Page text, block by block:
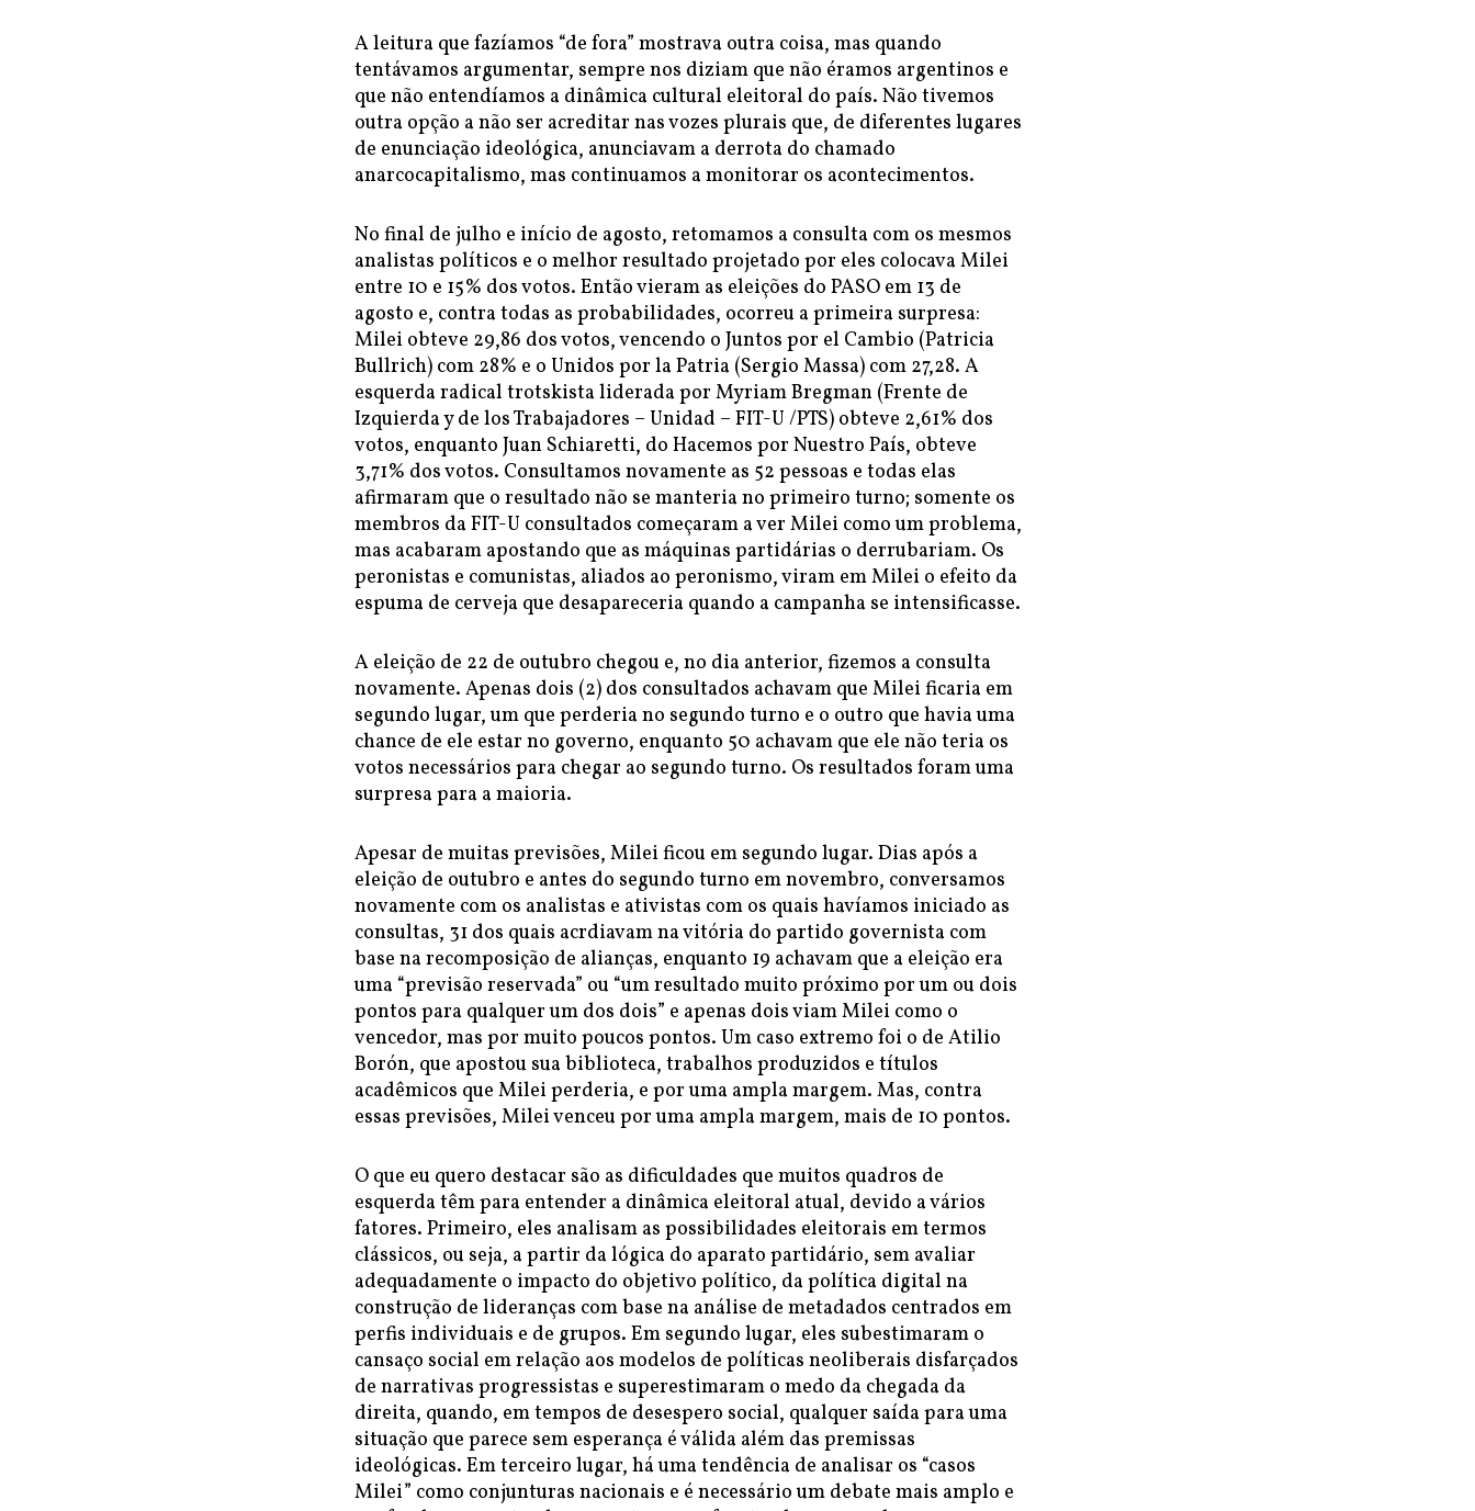
A leitura que fazíamos “de fora” mostrava outra coisa, mas quando
tentávamos argumentar, sempre nos diziam que não éramos argentinos e
que não entendíamos a dinâmica cultural eleitoral do país. Não tivemos
outra opção a não ser acreditar nas vozes plurais que, de diferentes lugares
de enunciação ideológica, anunciavam a derrota do chamado
anarcocapitalismo, mas continuamos a monitorar os acontecimentos.
No final de julho e início de agosto, retomamos a consulta com os mesmos
analistas políticos e o melhor resultado projetado por eles colocava Milei
entre 10 e 15% dos votos. Então vieram as eleições do PASO em 13 de
agosto e, contra todas as probabilidades, ocorreu a primeira surpresa:
Milei obteve 29,86 dos votos, vencendo o Juntos por el Cambio (Patricia
Bullrich) com 28% e o Unidos por la Patria (Sergio Massa) com 27,28. A
esquerda radical trotskista liderada por Myriam Bregman (Frente de
Izquierda y de los Trabajadores – Unidad – FIT-U /PTS) obteve 2,61% dos
votos, enquanto Juan Schiaretti, do Hacemos por Nuestro País, obteve
3,71% dos votos. Consultamos novamente as 52 pessoas e todas elas
afirmaram que o resultado não se manteria no primeiro turno; somente os
membros da FIT-U consultados começaram a ver Milei como um problema,
mas acabaram apostando que as máquinas partidárias o derrubariam. Os
peronistas e comunistas, aliados ao peronismo, viram em Milei o efeito da
espuma de cerveja que desapareceria quando a campanha se intensificasse.
A eleição de 22 de outubro chegou e, no dia anterior, fizemos a consulta
novamente. Apenas dois (2) dos consultados achavam que Milei ficaria em
segundo lugar, um que perderia no segundo turno e o outro que havia uma
chance de ele estar no governo, enquanto 50 achavam que ele não teria os
votos necessários para chegar ao segundo turno. Os resultados foram uma
surpresa para a maioria.
Apesar de muitas previsões, Milei ficou em segundo lugar. Dias após a
eleição de outubro e antes do segundo turno em novembro, conversamos
novamente com os analistas e ativistas com os quais havíamos iniciado as
consultas, 31 dos quais acrdiavam na vitória do partido governista com
base na recomposição de alianças, enquanto 19 achavam que a eleição era
uma “previsão reservada” ou “um resultado muito próximo por um ou dois
pontos para qualquer um dos dois” e apenas dois viam Milei como o
vencedor, mas por muito poucos pontos. Um caso extremo foi o de Atilio
Borón, que apostou sua biblioteca, trabalhos produzidos e títulos
acadêmicos que Milei perderia, e por uma ampla margem. Mas, contra
essas previsões, Milei venceu por uma ampla margem, mais de 10 pontos.
O que eu quero destacar são as dificuldades que muitos quadros de
esquerda têm para entender a dinâmica eleitoral atual, devido a vários
fatores. Primeiro, eles analisam as possibilidades eleitorais em termos
clássicos, ou seja, a partir da lógica do aparato partidário, sem avaliar
adequadamente o impacto do objetivo político, da política digital na
construção de lideranças com base na análise de metadados centrados em
perfis individuais e de grupos. Em segundo lugar, eles subestimaram o
cansaço social em relação aos modelos de políticas neoliberais disfarçados
de narrativas progressistas e superestimaram o medo da chegada da
direita, quando, em tempos de desespero social, qualquer saída para uma
situação que parece sem esperança é válida além das premissas
ideológicas. Em terceiro lugar, há uma tendência de analisar os “casos
Milei” como conjunturas nacionais e é necessário um debate mais amplo e